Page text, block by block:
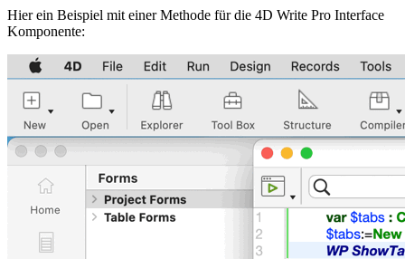
Hier ein Beispiel mit einer Methode für die 4D Write Pro Interface
Komponente: